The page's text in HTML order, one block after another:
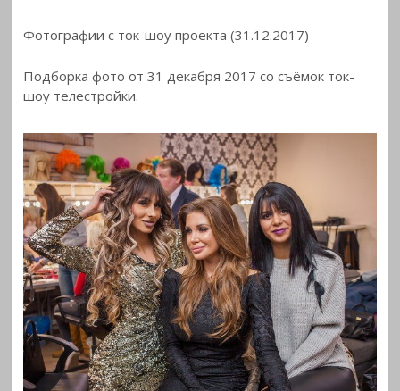
Фотографии с ток-шоу проекта (31.12.2017)
Подборка фото от 31 декабря 2017 со съёмок ток-
шоу телестройки.